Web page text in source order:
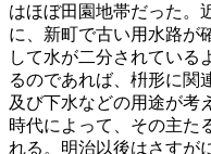
はほぼ田園地帯だった。
に、新町で古い用水路が
して水が二分されている
るのであれば、枡形に関
及び下水などの用途が考
時代によって、その主た
れる。明治以後はさすが